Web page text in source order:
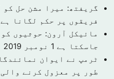
گریفتھ: میرا مشن حل کو
فریقوں پر حکم لگانا ہے
مائیکل آرون: حوثیوں
جاسکتا ہے 1 نومبر 2019
ٹرمپ نے ایوان
طور پر معزول کرنے